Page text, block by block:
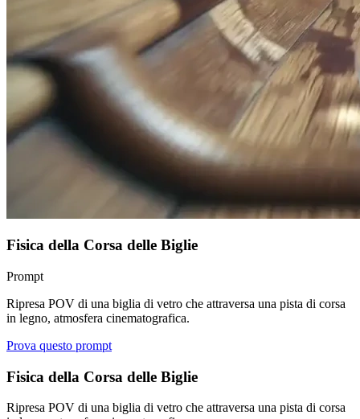
Fisica della Corsa delle Biglie
Prompt
Ripresa POV di una biglia di vetro che attraversa una pista di corsa
in legno, atmosfera cinematografica.
Prova questo prompt
Fisica della Corsa delle Biglie
Ripresa POV di una biglia di vetro che attraversa una pista di corsa